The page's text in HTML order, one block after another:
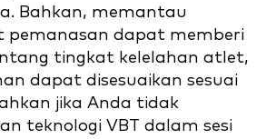
Bahkan, memantau
pemanasan dapat memberi
tingkat kelelahan atlet,
dapat disesuaikan sesuai
jika Anda tidak
teknologi VBT dalam sesi